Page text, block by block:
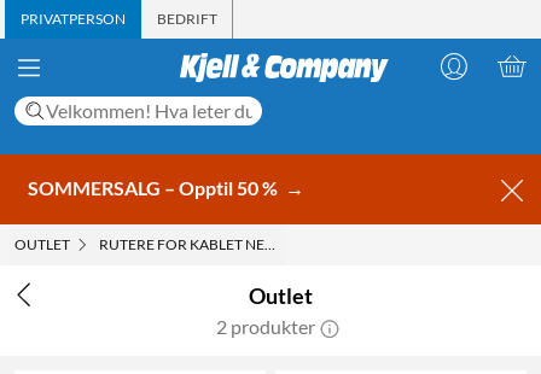
PRIVATPERSON BEDRIFT
SOMMERSALG – Opptil 50 % →
OUTLET RUTERE FOR KABLET NETTVERK
Outlet
2 produkter